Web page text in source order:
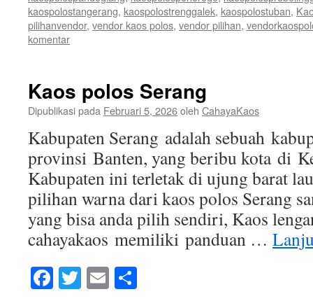
kaospolostangerang, kaospolostrenggalek, kaospolostuban,
pilihanvendor, vendor kaos polos, vendor pilihan,
komentar
Kaos polos Serang
Dipublikasi pada Februari 5, 2026oleh CahayaKaos
Kabupaten Serang adalah sebuah
provinsi Banten, yang beribu kota di
Kabupaten ini terletak di ujung barat
pilihan warna dari kaos polos Serang
yang bisa anda pilih sendiri, Kaos
cahayakaos memiliki panduan …
Facebook
Twitter
Email